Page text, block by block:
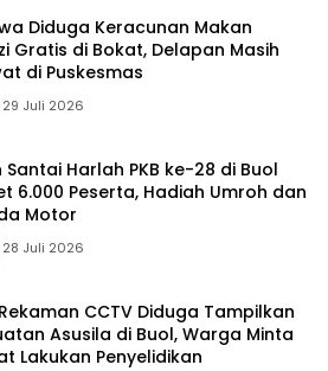
Diduga Keracunan Makan
Gratis di Bokat, Delapan Masih
di Puskesmas
29 Juli 2026
Santai Harlah PKB ke-28 di Buol
6.000 Peserta, Hadiah Umroh dan
Motor
28 Juli 2026
CCTV Diduga Tampilkan
Asusila di Buol, Warga Minta
Lakukan Penyelidikan